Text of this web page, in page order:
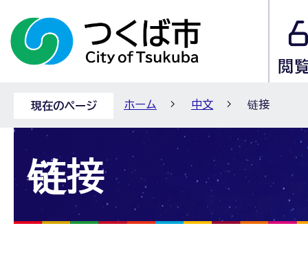
現在のページ ホーム 中文 链接
链接